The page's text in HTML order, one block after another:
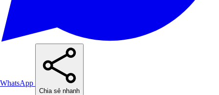
WhatsApp
Chia sẻ nhanh